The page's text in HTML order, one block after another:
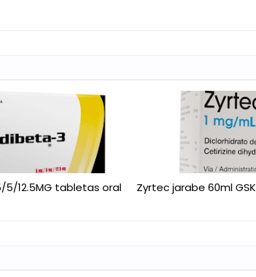
12.5MG tabletas oral
Zyrtec jarabe 60ml GSK